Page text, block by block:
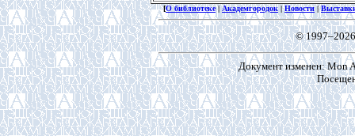
[О библиотеке|Академгородок |Новости|
©
Документ изменен: Mon